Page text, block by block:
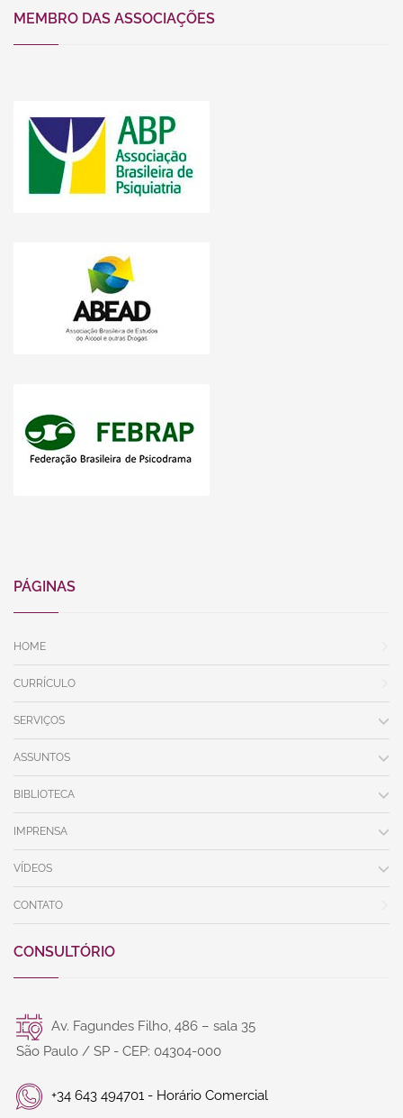
MEMBRO DAS ASSOCIAÇÕES
PÁGINAS
HOME
CURRÍCULO
SERVIÇOS
ASSUNTOS
BIBLIOTECA
IMPRENSA
VÍDEOS
CONTATO
CONSULTÓRIO
Av. Fagundes Filho, 486 – sala 35
São Paulo / SP - CEP: 04304-000
+34 643 494701 - Horário Comercial